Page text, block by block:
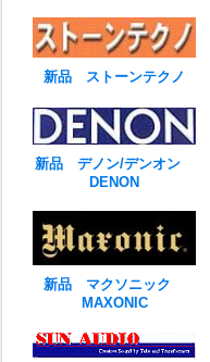
新品 ストーンテクノ
新品 デノン/デンオン
DENON
新品 マクソニック
MAXONIC